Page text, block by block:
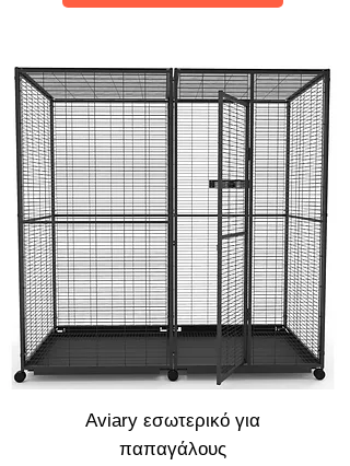
Aviary εσωτερικό για
παπαγάλους